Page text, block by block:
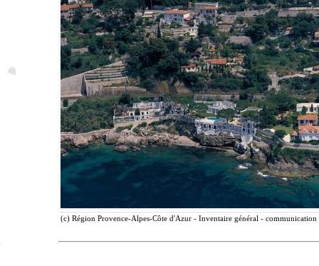
(c) Région Provence-Alpes-Côte d'Azur - Inventaire général -